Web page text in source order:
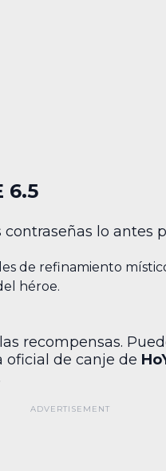
6.5
lo antes
de refinamiento
héroe.
recompensas.
oficial de canje de